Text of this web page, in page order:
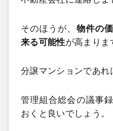
そのほうが、 物件の
来る可能性が高まりま
分譲マンションであれ
管理組合総会の議事
おくと良いでしょう。